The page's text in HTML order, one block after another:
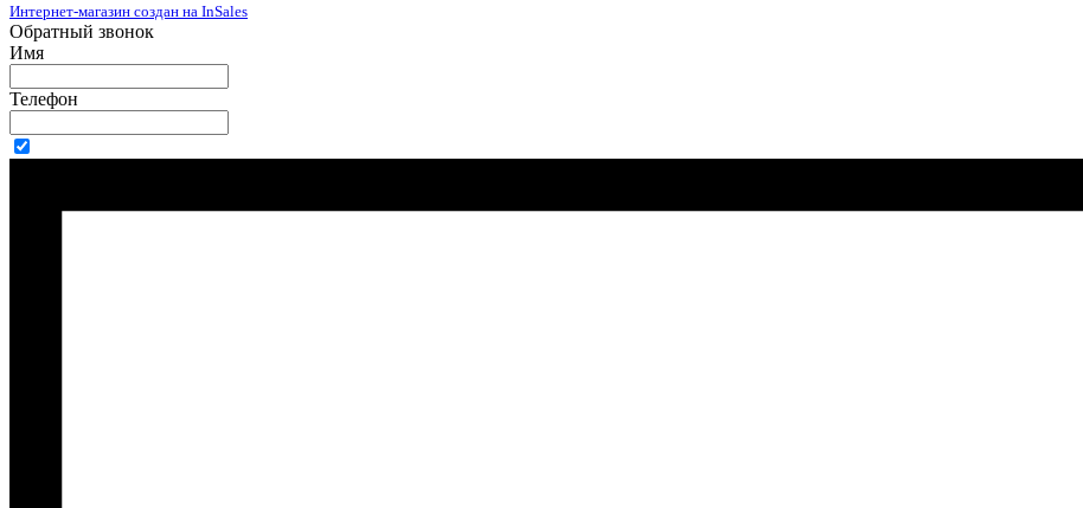
Интернет-магазин создан на InSales
Обратный звонок
Имя
Телефон